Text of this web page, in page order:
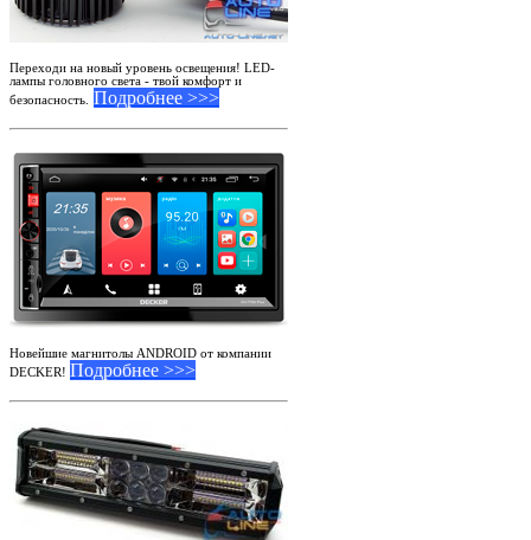
Переходи на новый уровень освещения! LED-
лампы головного света - твой комфорт и
безопасность.
Подробнее >>>
Новейшие магнитолы ANDROID от компании
DECKER! Подробнее >>>